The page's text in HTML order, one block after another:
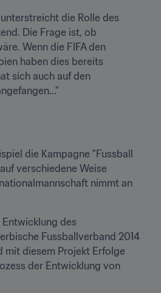
die Rolle des
Die Frage ist, ob
Wenn die FIFA den
haben dies bereits
sich auch auf den
die Kampagne "Fussball
verschiedene Weise
nimmt an
Entwicklung des
Fussballverband 2014
mit diesem Projekt Erfolge
der Entwicklung von